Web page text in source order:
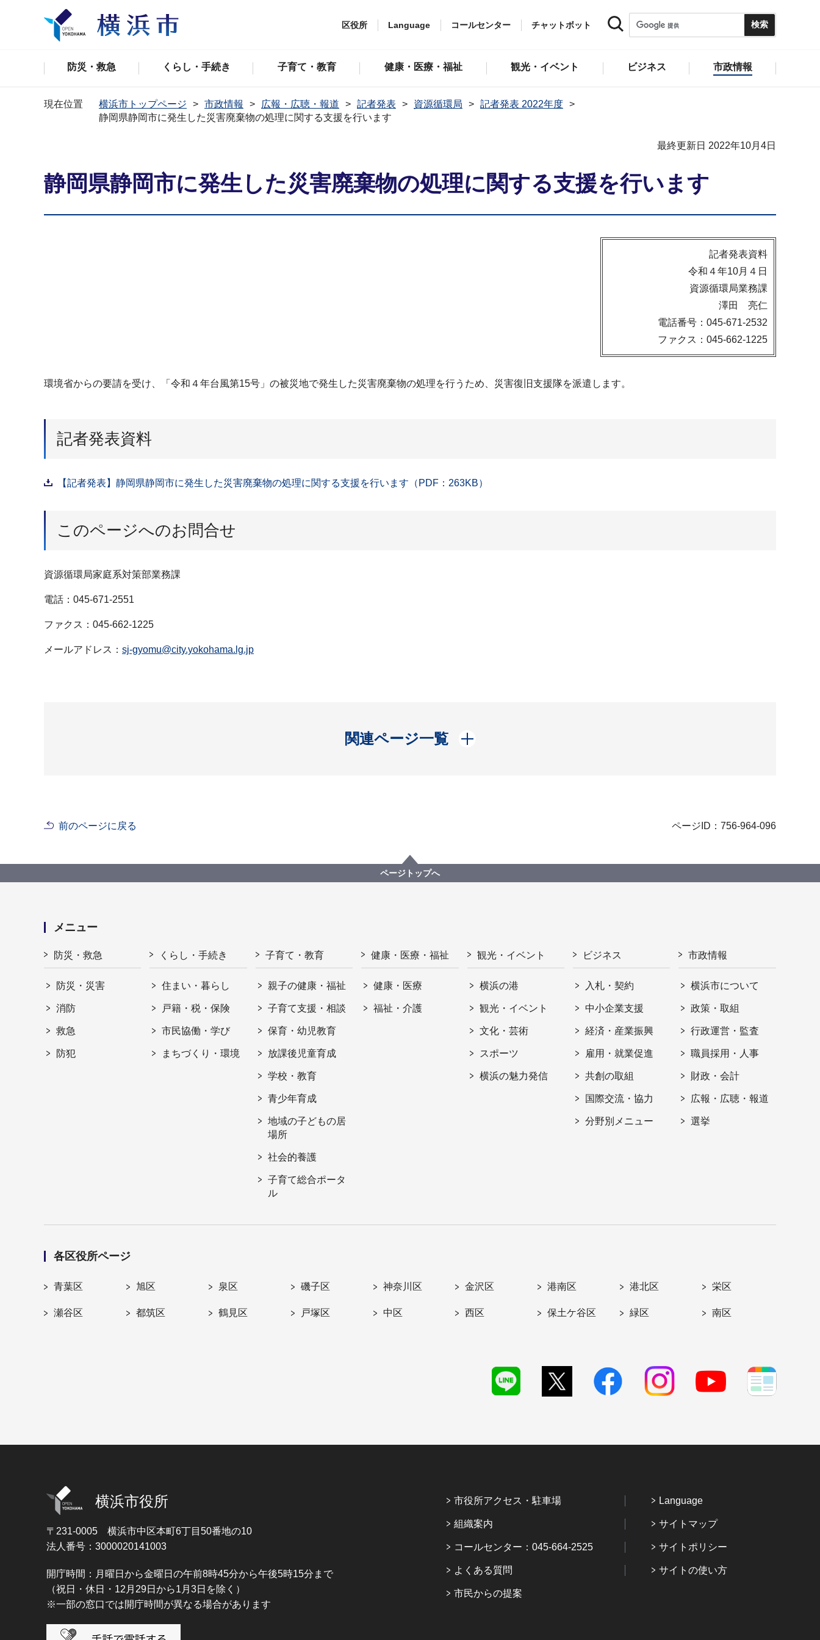
区役所 Language コールセンター チャットボット
防災・救急 くらし・手続き 子育て・教育 健康・医療・福祉 観光・イベント ビジネス 市政情報
現在位置 横浜市トップページ 市政情報 広報・広聴・報道 記者発表 資源循環局
記者発表 2022年度
静岡県静岡市に発生した災害廃棄物の処理に関する支援を行います
最終更新日 2022年10月4日
静岡県静岡市に発生した災害廃棄物の処理に関する支援を行います
記者発表資料
令和４年10月４日
資源循環局業務課
澤田 亮仁
電話番号：045-671-2532
ファクス：045-662-1225
環境省からの要請を受け、「令和４年台風第15号」の被災地で発生した災害廃棄物の処理を行うため、災害復旧支援隊を派遣します。
記者発表資料
【記者発表】静岡県静岡市に発生した災害廃棄物の処理に関する支援を行います（PDF：263KB）
このページへのお問合せ
資源循環局家庭系対策部業務課
電話：045-671-2551
ファクス：045-662-1225
メールアドレス： sj-gyomu@city.yokohama.lg.jp
関連ページ一覧
開く
前のページに戻る ページID：756-964-096
ページトップへ
メニュー
防災・救急
防災・災害
消防
救急
防犯
くらし・手続き
住まい・暮らし
戸籍・税・保険
市民協働・学び
まちづくり・環境
子育て・教育
親子の健康・福祉
子育て支援・相談
保育・幼児教育
放課後児童育成
学校・教育
青少年育成
地域の子どもの居
場所
社会的養護
子育て総合ポータ
ル
健康・医療・福祉
健康・医療
福祉・介護
観光・イベント
横浜の港
観光・イベント
文化・芸術
スポーツ
横浜の魅力発信
ビジネス
入札・契約
中小企業支援
経済・産業振興
雇用・就業促進
共創の取組
国際交流・協力
分野別メニュー
市政情報
横浜市について
政策・取組
行政運営・監査
職員採用・人事
財政・会計
広報・広聴・報道
選挙
各区役所ページ
青葉区 旭区 泉区 磯子区 神奈川区 金沢区 港南区 港北区 栄区
瀬谷区 都筑区 鶴見区 戸塚区 中区 西区 保土ケ谷区 緑区 南区
横浜市役所
〒231-0005 横浜市中区本町6丁目50番地の10
法人番号：3000020141003
開庁時間：月曜日から金曜日の午前8時45分から午後5時15分まで
（祝日・休日・12月29日から1月3日を除く）
※一部の窓口では開庁時間が異なる場合があります
市役所アクセス・駐車場
組織案内
コールセンター：045-664-2525
よくある質問
市民からの提案
Language
サイトマップ
サイトポリシー
サイトの使い方